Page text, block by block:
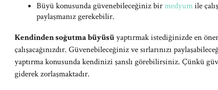
Büyü konusunda güvenebileceğiniz birmedyumile
paylaşmanız gerekebilir.
Kendinden soğutma büyüsüyaptırmak istediğinizde en
çalışacağınızdır. Güvenebileceğiniz ve sırlarınızı
yaptırma konusunda kendinizi şanslı görebilirsiniz. Çünkü
giderek zorlaşmaktadır.